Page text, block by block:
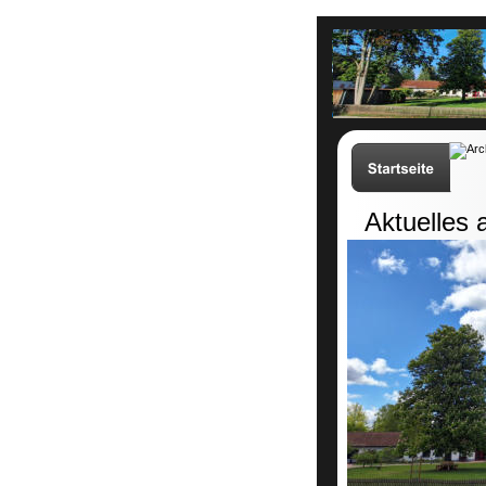
Aktuelles
Der Winter ist